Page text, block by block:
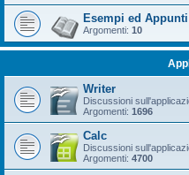
Esempi ed Appunti
Argomenti: 10
Writer
Discussioni
Argomenti: 1696
Calc
Discussioni
Argomenti: 4700